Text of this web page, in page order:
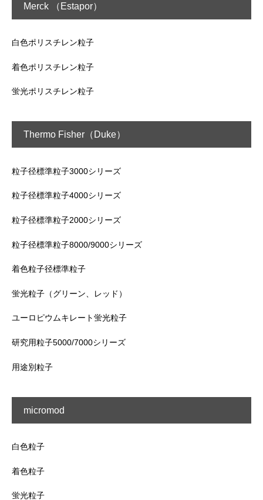
Merck （Estapor）
白色ポリスチレン粒子
着色ポリスチレン粒子
蛍光ポリスチレン粒子
Thermo Fisher（Duke）
粒子径標準粒子3000シリーズ
粒子径標準粒子4000シリーズ
粒子径標準粒子2000シリーズ
粒子径標準粒子8000/9000シリーズ
着色粒子径標準粒子
蛍光粒子（グリーン、レッド）
ユーロピウムキレート蛍光粒子
研究用粒子5000/7000シリーズ
用途別粒子
micromod
白色粒子
着色粒子
蛍光粒子